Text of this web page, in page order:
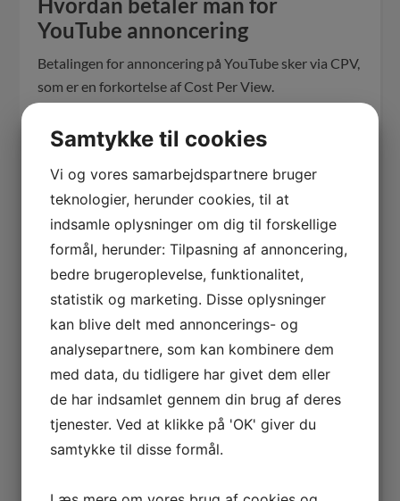
YouTube annoncering
Betalingen for annoncering på YouTube sker via CPV,
som er en forkortelse af Cost Per View.
Er YouTube annoncering dyrt
Nej, det er det typisk ikke. Ofte betegnes
annoncering med video via YouTube som en af de
billigere måder at annoncere på.
Hvem kan annoncere via
YouTube
Alle kan være en del af annonceringen på YouTube.
Du skal blot have noget videomateriale. Vi anbefaler
dog altid, at du læser reglerne for
indholdspromovering grundigt.
Samtykke til cookies
Vi og vores samarbejdspartnere bruger
teknologier, herunder cookies, til at
indsamle oplysninger om dig til forskellige
formål, herunder: Tilpasning af annoncering,
bedre brugeroplevelse, funktionalitet,
statistik og marketing. Disse oplysninger
kan blive delt med annoncerings- og
analysepartnere, som kan kombinere dem
med data, du tidligere har givet dem eller
de har indsamlet gennem din brug af deres
tjenester. Ved at klikke på 'OK' giver du
samtykke til disse formål.